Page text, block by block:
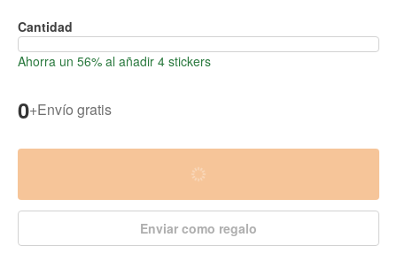
Cantidad
Ahorra un 56% al añadir 4 stickers
0+Envío gratis
Enviar como regalo